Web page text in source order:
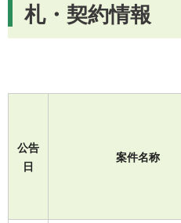
札・契約情報
公告
日
案件名称